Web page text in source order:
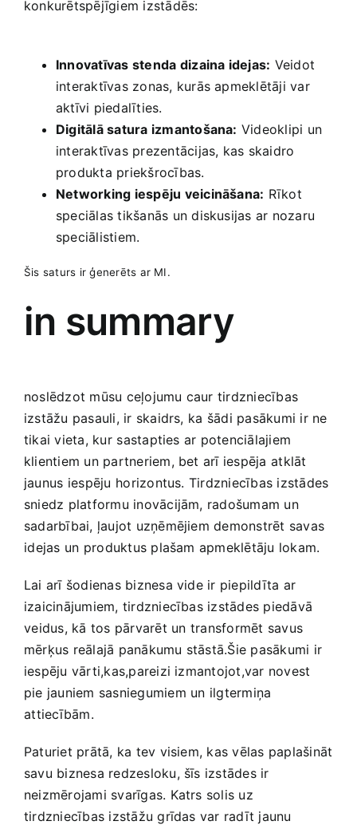
konkurētspējīgiem izstādēs:
Innovatīvas ‍stenda⁢ dizaina idejas: Veidot
interaktīvas zonas, kurās apmeklētāji​ var
aktīvi piedalīties.
Digitālā satura izmantošana: Videoklipi un
interaktīvas prezentācijas, kas skaidro​
produkta priekšrocības.
Networking iespēju veicināšana: Rīkot
speciālas tikšanās‌ un diskusijas ar ‌nozaru
speciālistiem.
Šis saturs ir ģenerēts ar MI.
in summary
noslēdzot mūsu ceļojumu caur tirdzniecības
izstāžu pasauli, ir skaidrs, ka ⁣šādi pasākumi ir‍ ne
tikai vieta, kur ⁢sastapties ar potenciālajiem
klientiem un partneriem, bet arī iespēja ⁢atklāt
jaunus ⁢iespēju⁤ horizontus. Tirdzniecības izstādes‍
sniedz platformu inovācijām, radošumam un
sadarbībai, ​ļaujot ‍uzņēmējiem demonstrēt ‌savas
⁣idejas un ⁤produktus plašam apmeklētāju ‍lokam.
Lai arī šodienas biznesa vide ‍ir piepildīta ar
izaicinājumiem, tirdzniecības izstādes piedāvā
⁢veidus, kā‍ tos pārvarēt un ⁣transformēt savus
mērķus reālajā panākumu stāstā.Šie pasākumi ⁢ir
iespēju vārti,kas,pareizi izmantojot,var​ novest
pie jauniem sasniegumiem⁢ un ilgtermiņa
⁤attiecībām.
Paturiet prātā, ka tev visiem, kas vēlas paplašināt
savu biznesa redzesloku, šīs izstādes‍ ir
neizmērojami svarīgas. Katrs solis uz
tirdzniecības izstāžu grīdas ​var radīt‌ jaunu